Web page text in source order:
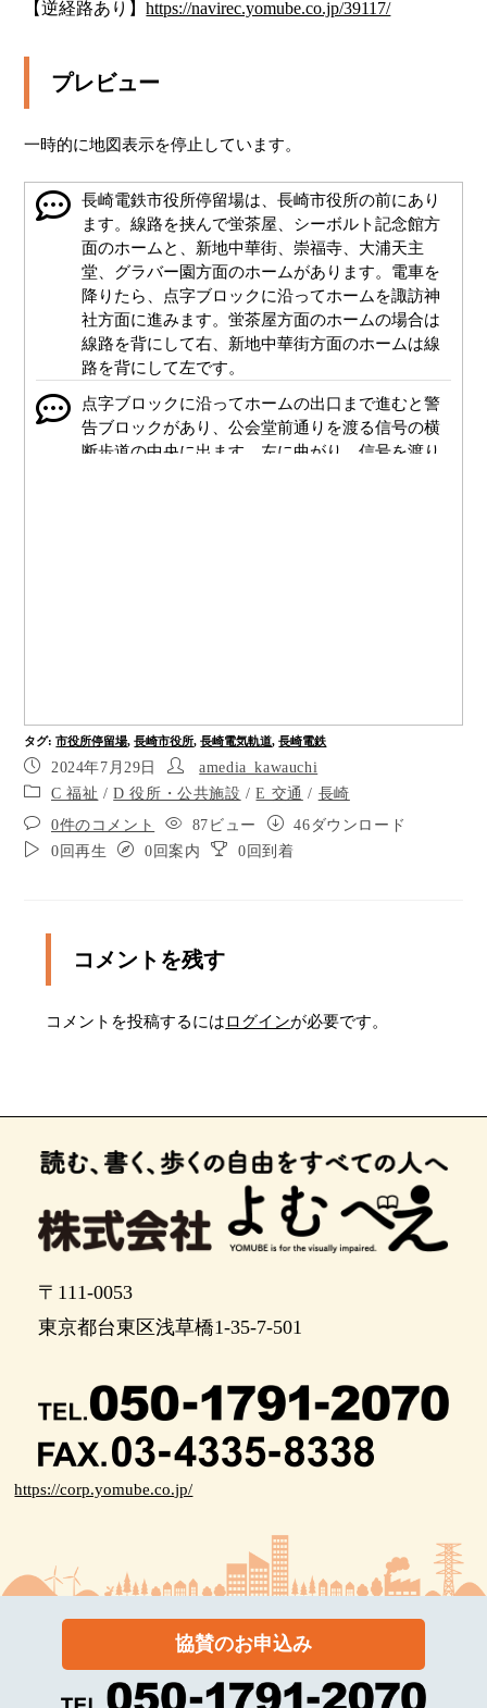
【逆経路あり】https://navirec.yomube.co.jp/39117/
プレビュー
一時的に地図表示を停止しています。
長崎電鉄市役所停留場は、長崎市役所の前にあり
ます。線路を挟んで蛍茶屋、シーボルト記念館方
面のホームと、新地中華街、崇福寺、大浦天主
堂、グラバー園方面のホームがあります。電車を
降りたら、点字ブロックに沿ってホームを諏訪神
社方面に進みます。蛍茶屋方面のホームの場合は
線路を背にして右、新地中華街方面のホームは線
路を背にして左です。
点字ブロックに沿ってホームの出口まで進むと警
告ブロックがあり、公会堂前通りを渡る信号の横
断歩道の中央に出ます。左に曲がり、信号を渡り
公会堂前通りを渡ったら左に曲がり、30メートル
ほどまっすぐ進みます
長崎市役所の前です。右に曲がり、30メートルほ
長崎市役所の東玄関の前です。正面の自動ドアか
タグ:市役所停留場, 長崎市役所, 長崎電気軌道, 長崎電鉄
2024年7月29日
amedia_kawauchi
C 福祉 /D 役所・公共施設 /E 交通 / 長崎
0件のコメント
87ビュー
46ダウンロード
0回再生
0回案内 0回到着
コメントを残す
コメントを投稿するにはログインが必要です。
〒111-0053
東京都台東区浅草橋1-35-7-501
https://corp.yomube.co.jp/
協賛のお申込み